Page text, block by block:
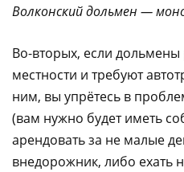
Волконский дольмен —
Во-вторых, если
местности и требуют
ним, вы упрётесь в
(вам нужно будет иметь
арендовать за не малые
внедорожник, либо ехать